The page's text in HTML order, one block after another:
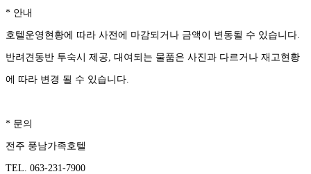
* 안내
호텔운영현황에 따라 사전에 마감되거나 금액이 변동될 수 있습니다.
반려견동반 투숙시 제공, 대여되는 물품은 사진과 다르거나 재고현황
에 따라 변경 될 수 있습니다.
* 문의
전주 풍남가족호텔
TEL. 063-231-7900